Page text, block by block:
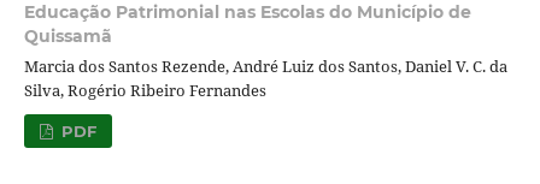
Educação Patrimonial nas Escolas do Município de
Quissamã
Marcia dos Santos Rezende, André Luiz dos Santos, Daniel V. C. da
Silva, Rogério Ribeiro Fernandes
PDF